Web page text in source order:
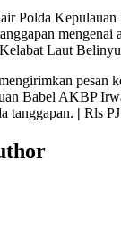
Polda
mengenai
Laut
pesan
Babel AKBP
tanggapan. | Rls